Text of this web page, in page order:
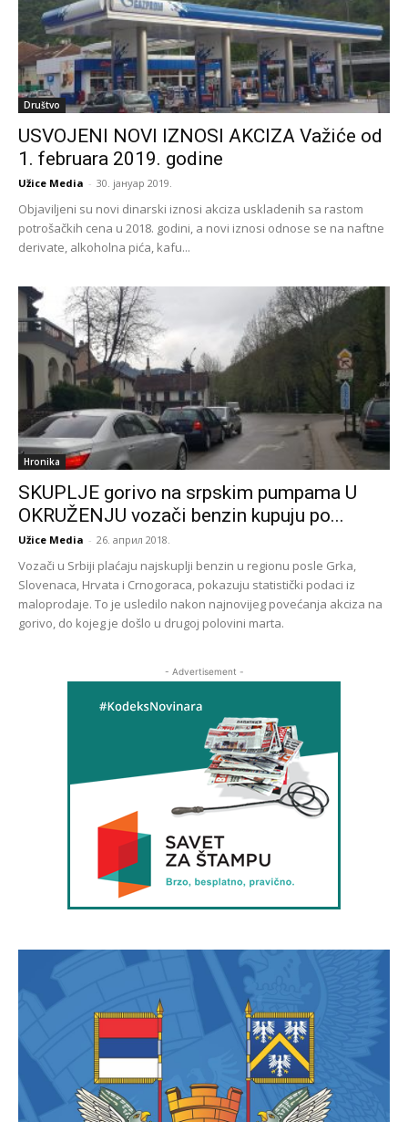
Društvo
USVOJENI NOVI IZNOSI AKCIZA Važiće od
1. februara 2019. godine
Užice Media - 30. јануар 2019.
Objaviljeni su novi dinarski iznosi akciza uskladenih sa rastom
potrošačkih cena u 2018. godini, a novi iznosi odnose se na naftne
derivate, alkoholna pića, kafu...
Hronika
SKUPLJE gorivo na srpskim pumpama U
OKRUŽENJU vozači benzin kupuju po...
Užice Media - 26. април 2018.
Vozači u Srbiji plaćaju najskuplji benzin u regionu posle Grka,
Slovenaca, Hrvata i Crnogoraca, pokazuju statistički podaci iz
maloprodaje. To je usledilo nakon najnovijeg povećanja akciza na
gorivo, do kojeg je došlo u drugoj polovini marta.
- Advertisement -